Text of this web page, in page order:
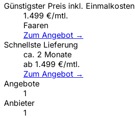
Günstigster Preis inkl. Einmalkosten
1.499 €/mtl.
Faaren
Zum Angebot →
Schnellste Lieferung
ca. 2 Monate
ab 1.499 €/mtl.
Zum Angebot →
Angebote
1
Anbieter
1